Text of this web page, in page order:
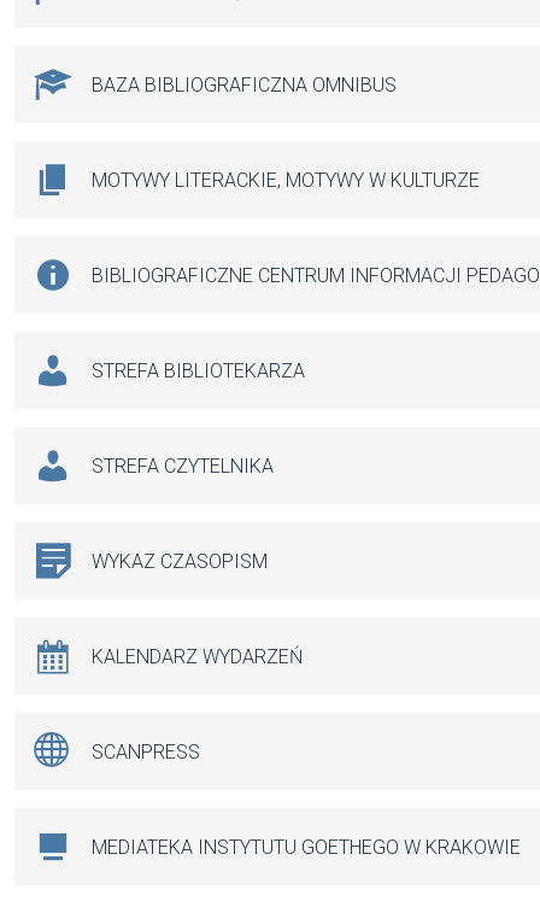
BAZA BIBLIOGRAFICZNA OMNIBUS
MOTYWY LITERACKIE, MOTYWY W KULTURZE
BIBLIOGRAFICZNE CENTRUM INFORMACJI
STREFA BIBLIOTEKARZA
STREFA CZYTELNIKA
WYKAZ CZASOPISM
KALENDARZ WYDARZEŃ
SCANPRESS
MEDIATEKA INSTYTUTU GOETHEGO W KRAKOWIE